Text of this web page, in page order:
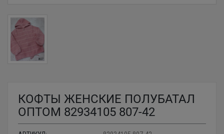
КОФТЫ ЖЕНСКИЕ ПОЛУБАТАЛ
ОПТОМ 82934105 807-42